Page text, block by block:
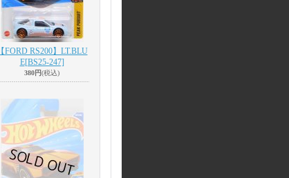
【FORD RS200】LT.BLU
E[BS25-247]
380円(税込)